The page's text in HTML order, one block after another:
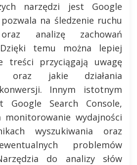
narzędzi jest Google
na śledzenie ruchu
analizę zachowań
temu można lepiej
treści przyciągają uwagę
oraz jakie działania
Innym istotnym
Google Search Console,
monitorowanie wydajności
wyszukiwania oraz
problemów
do analizy słów